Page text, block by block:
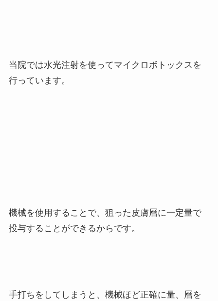
当院では水光注射を使ってマイクロボトックスを
行っています。
機械を使用することで、狙った皮膚層に一定量で
投与することができるからです。
手打ちをしてしまうと、機械ほど正確に量、層を